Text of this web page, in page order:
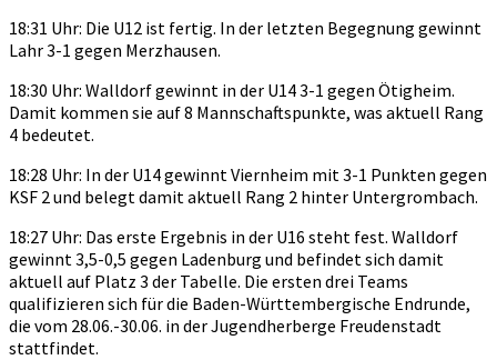
18:31 Uhr: Die U12 ist fertig. In der letzten Begegnung gewinnt
Lahr 3-1 gegen Merzhausen.
18:30 Uhr: Walldorf gewinnt in der U14 3-1 gegen Ötigheim.
Damit kommen sie auf 8 Mannschaftspunkte, was aktuell Rang
4 bedeutet.
18:28 Uhr: In der U14 gewinnt Viernheim mit 3-1 Punkten gegen
KSF 2 und belegt damit aktuell Rang 2 hinter Untergrombach.
18:27 Uhr: Das erste Ergebnis in der U16 steht fest. Walldorf
gewinnt 3,5-0,5 gegen Ladenburg und befindet sich damit
aktuell auf Platz 3 der Tabelle. Die ersten drei Teams
qualifizieren sich für die Baden-Württembergische Endrunde,
die vom 28.06.-30.06. in der Jugendherberge Freudenstadt
stattfindet.